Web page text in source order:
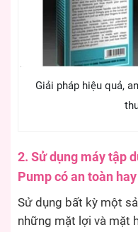
Giải pháp hiệu quả,
2. Sử dụng máy tập
Pump có an toàn
Sử dụng bất kỳ một
những mặt lợi và mặt